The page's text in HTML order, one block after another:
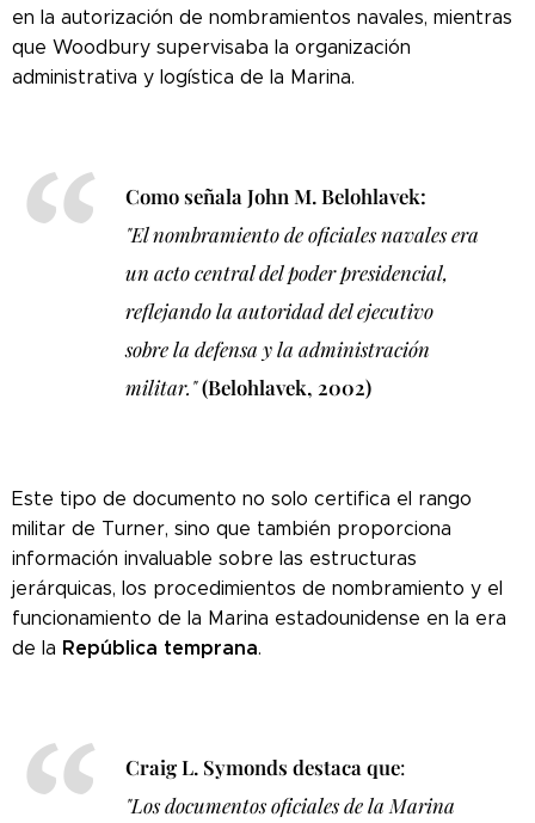
en la autorización de nombramientos navales, mientras
que Woodbury supervisaba la organización
administrativa y logística de la Marina.
Como señala John M. Belohlavek:
"El nombramiento de oficiales navales era
un acto central del poder presidencial,
reflejando la autoridad del ejecutivo
sobre la defensa y la administración
militar."(Belohlavek, 2002)
Este tipo de documento no solo certifica el rango
militar de Turner, sino que también proporciona
información invaluable sobre las estructuras
jerárquicas, los procedimientos de nombramiento y el
funcionamiento de la Marina estadounidense en la era
de la República temprana.
Craig L. Symonds destaca que:
"Los documentos oficiales de la Marina